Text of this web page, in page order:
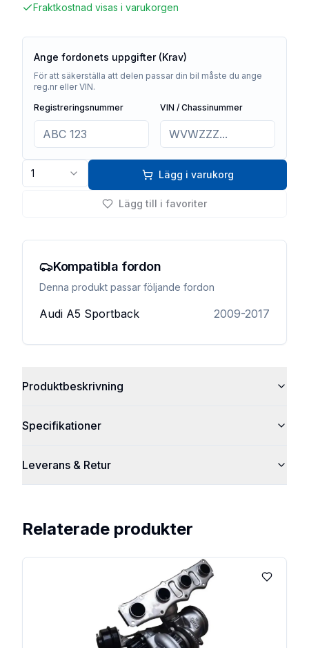
Fraktkostnad visas i varukorgen
Ange fordonets uppgifter (Krav)
För att säkerställa att delen passar din bil måste du ange
reg.nr eller VIN.
Registreringsnummer
VIN / Chassinummer
1 Lägg i varukorg
Lägg till i favoriter
Kompatibla fordon
Denna produkt passar följande fordon
Audi A5 Sportback 2009-2017
Produktbeskrivning
Specifikationer
Leverans & Retur
Relaterade produkter
Lägg till